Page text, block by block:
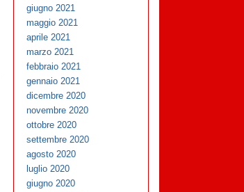
giugno 2021
maggio 2021
aprile 2021
marzo 2021
febbraio 2021
gennaio 2021
dicembre 2020
novembre 2020
ottobre 2020
settembre 2020
agosto 2020
luglio 2020
giugno 2020